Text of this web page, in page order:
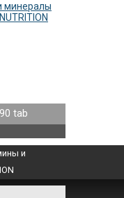
минералы
90 tab
и